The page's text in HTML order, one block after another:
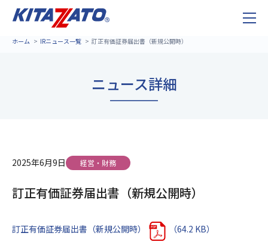
ホーム IRニュース一覧 訂正有価証券届出書（新規公開時）
ニュース詳細
2025年6月9日 経営・財務
訂正有価証券届出書（新規公開時）
訂正有価証券届出書（新規公開時） （64.2 KB）